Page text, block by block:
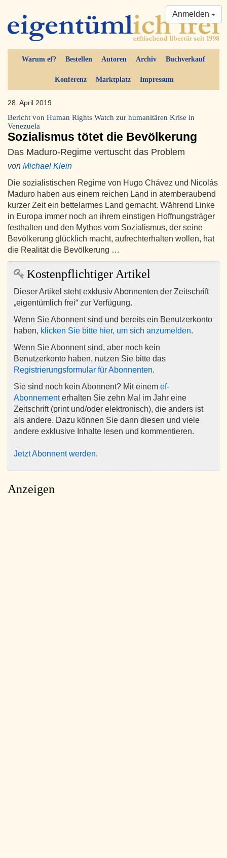
Warum ef? Bestellen Autoren Archiv Buchverkauf
Konferenz Marktplatz Impressum
Anmelden
28. April 2019
Bericht von Human Rights Watch zur humanitären Krise in
Venezuela
Sozialismus tötet die Bevölkerung
Das Maduro-Regime vertuscht das Problem
von Michael Klein
Die sozialistischen Regime von Hugo Chávez und Nicolás
Maduro haben aus einem reichen Land in atemberaubend
kurzer Zeit ein bettelarmes Land gemacht. Während Linke
in Europa immer noch an ihrem einstigen Hoffnungsträger
festhalten und den Mythos vom Sozialismus, der seine
Bevölkerung glücklich macht, aufrechterhalten wollen, hat
die Realität die Bevölkerung …
Kostenpflichtiger Artikel
Dieser Artikel steht exklusiv Abonnenten der Zeitschrift
„eigentümlich frei“ zur Verfügung.
Wenn Sie Abonnent sind und bereits ein Benutzerkonto
haben, klicken Sie bitte hier, um sich anzumelden.
Wenn Sie Abonnent sind, aber noch kein
Benutzerkonto haben, nutzen Sie bitte das
Registrierungsformular für Abonnenten.
Sie sind noch kein Abonnent? Mit einem ef-
Abonnementerhalten Sie zehn Mal im Jahr eine
Zeitschrift (print und/oder elektronisch), die anders ist
als andere. Dazu können Sie dann diesen und viele
andere exklusive Inhalte lesen und kommentieren.
Jetzt Abonnent werden.
Anzeigen